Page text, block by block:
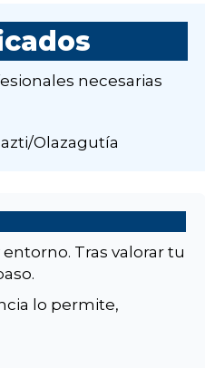
necesarias
Olazagutía
entorno. Tras valorar tu
lo permite,